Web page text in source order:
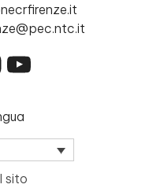
YouTube
sito